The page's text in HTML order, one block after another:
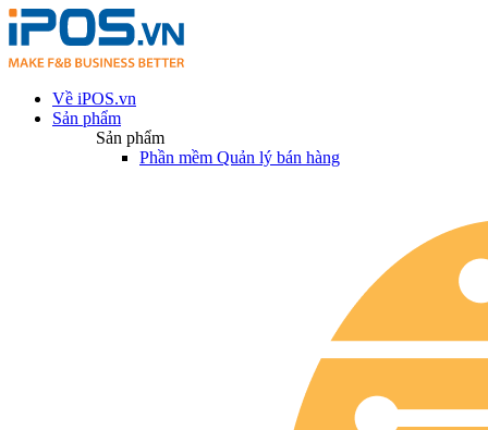
Về iPOS.vn
Sản phẩm
Sản phẩm
Phần mềm Quản lý bán hàng